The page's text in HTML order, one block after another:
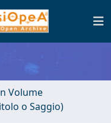
Volume
o Saggio)